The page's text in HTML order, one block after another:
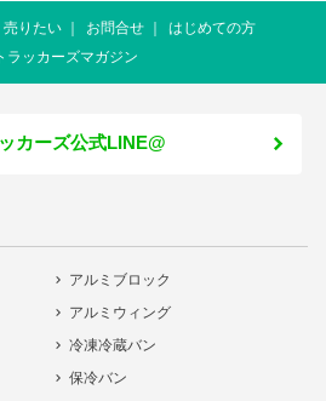
売りたい お問合せ
はじめての方
ラッカーズマガジン
カーズ公式LINE@
アルミブロック
アルミウィング
冷凍冷蔵バン
保冷バン